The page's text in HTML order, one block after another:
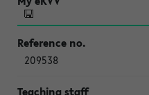
209538